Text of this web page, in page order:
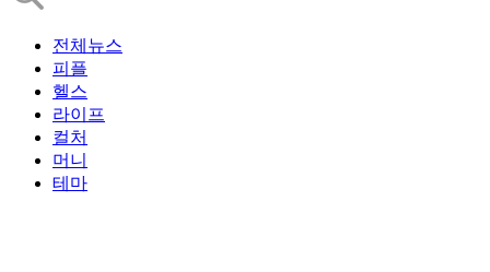
전체뉴스
피플
헬스
라이프
컬처
머니
테마